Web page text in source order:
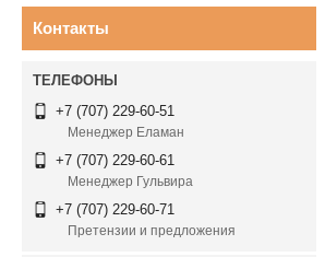
Контакты
+7 (707) 229-60-51
Менеджер Еламан
+7 (707) 229-60-61
Менеджер Гульвира
+7 (707) 229-60-71
Претензии и предложения